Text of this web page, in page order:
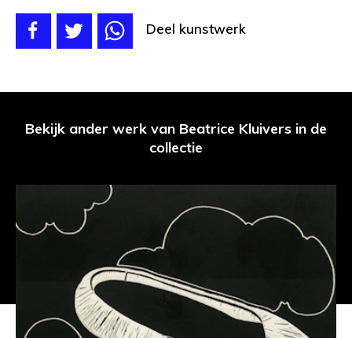
Deel kunstwerk
Bekijk ander werk van Beatrice Kluivers in de
collectie